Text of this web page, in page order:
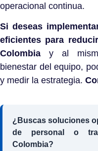
operacional continua.
Si deseas
eficientes para
Colombia y al
bienestar del equipo,
y medir la estrategia.
¿Buscas soluciones
de personal o
Colombia?